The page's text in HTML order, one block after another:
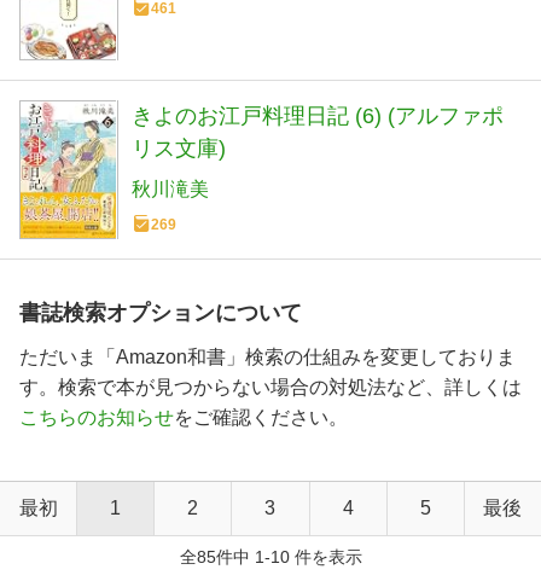
461
きよのお江戸料理日記 (6) (アルファポ
リス文庫)
秋川滝美
269
書誌検索オプションについて
ただいま「Amazon和書」検索の仕組みを変更しておりま
す。検索で本が見つからない場合の対処法など、詳しくは
こちらのお知らせをご確認ください。
最初 1 2 3 4 5 最後
全85件中 1-10 件を表示